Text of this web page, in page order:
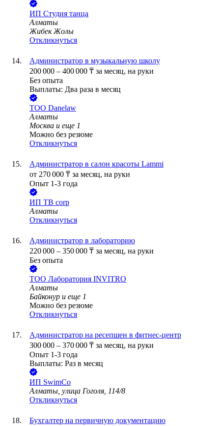
ИП Студия танца
Алматы
Жибек Жолы
Откликнуться
Администратор в музыкальную школу
200 000 – 400 000 ₸ за месяц, на руки
Без опыта
Выплаты: Два раза в месяц
ТОО Danelaw
Алматы
Москва и еще 1
Можно без резюме
Откликнуться
Администратор в салон красоты Lammi
от 270 000 ₸ за месяц, на руки
Опыт 1-3 года
ИП TB corp
Алматы
Откликнуться
Администратор в лабораторию
220 000 – 350 000 ₸ за месяц, на руки
Без опыта
ТОО Лаборатория INVITRO
Алматы
Байконур и еще 1
Можно без резюме
Откликнуться
Администратор на ресепшен в фитнес-центр
300 000 – 370 000 ₸ за месяц, на руки
Опыт 1-3 года
Выплаты: Раз в месяц
ИП SwimCo
Алматы, улица Гоголя, 114/8
Откликнуться
Бухгалтер на первичную документацию